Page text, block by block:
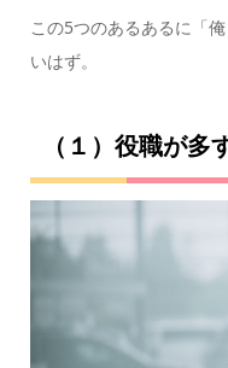
この5つのあるあるに「
いはず。
（１）役職が